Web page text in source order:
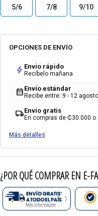
5/6 7/8 9/10
OPCIONES DE ENVÍO
bolt Envío rápido
Recíbelo mañana
calendar_month Envío estándar
Recibe entre: 9 - 12 agosto
local_shippingEnvío gratis
En compras de ₡30.000 o
Más detalles
¿POR QUÉ COMPRAR EN E-